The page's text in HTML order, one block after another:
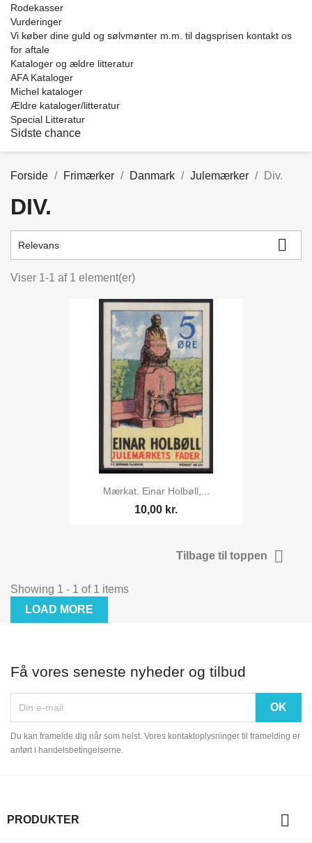
Rodekasser
Vurderinger
Vi køber dine guld og sølvmønter m.m. til dagsprisen kontakt os
for aftale
Kataloger og ældre litteratur
AFA Kataloger
Michel kataloger
Ældre kataloger/litteratur
Special Litteratur
Sidste chance
Forside Frimærker Danmark Julemærker Div.
DIV.
Relevans 
Viser 1-1 af 1 element(er)
Mærkat. Einar Holbøll,...
10,00 kr.
Tilbage til toppen 
Showing 1 - 1 of 1 items
LOAD MORE
Få vores seneste nyheder og tilbud
Du kan framelde dig når som helst. Vores kontaktoplysninger til framelding er
anført i handelsbetingelserne.
PRODUKTER 